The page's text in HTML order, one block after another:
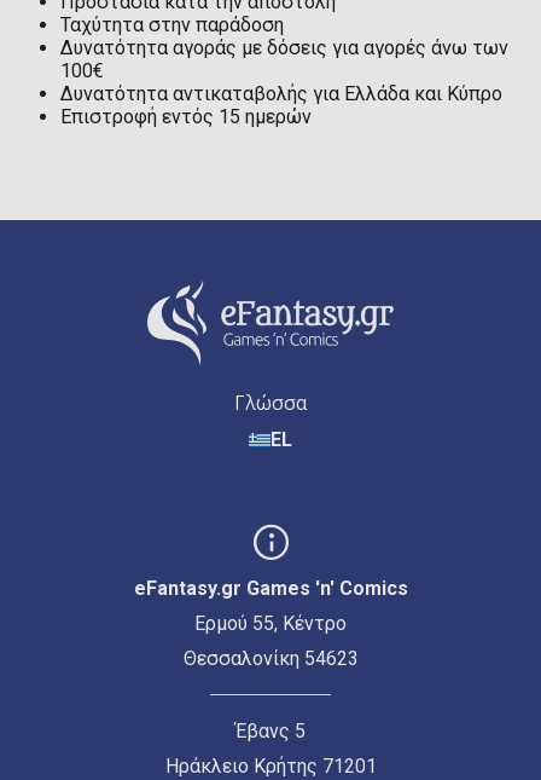
Ταχύτητα στην παράδοση
Δυνατότητα αγοράς με δόσεις για αγορές άνω των
100€
Δυνατότητα αντικαταβολής για Ελλάδα και Κύπρο
Επιστροφή εντός 15 ημερών
Γλώσσα
EL
eFantasy.gr Games 'n' Comics
Ερμού 55, Κέντρο
Θεσσαλονίκη 54623
Έβανς 5
Ηράκλειο Κρήτης 71201